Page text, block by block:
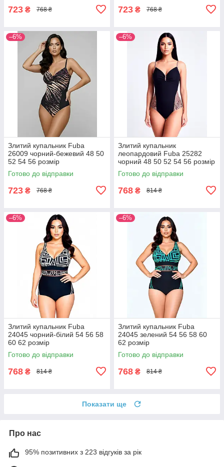
723 ₴ 768 ₴ 723 ₴ 768 ₴
–6%
Злитий купальник Fuba
26009 чорний-бежевий 48 50
52 54 56 розмір
Готово до відправки
723 ₴ 768 ₴
–6%
Злитий купальник
леопардовий Fuba 25282
чорний 48 50 52 54 56 розмір
Готово до відправки
768 ₴ 814 ₴
–6%
Злитий купальник Fuba
24045 чорний-білий 54 56 58
60 62 розмір
Готово до відправки
768 ₴ 814 ₴
–6%
Злитий купальник Fuba
24045 зелений 54 56 58 60
62 розмір
Готово до відправки
768 ₴ 814 ₴
Показати ще
Про нас
95% позитивних з 223 відгуків за рік